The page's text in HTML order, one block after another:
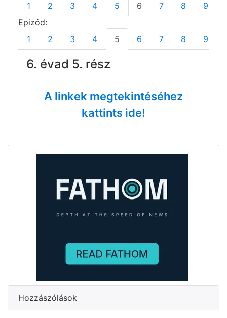
1
2 3 4 5 6 7 8 9
Epizód:
1
2 3 4 5 6 7 8 9
6. évad 5. rész
A linkek megtekintéséhez
kattints ide!
Hozzászólások